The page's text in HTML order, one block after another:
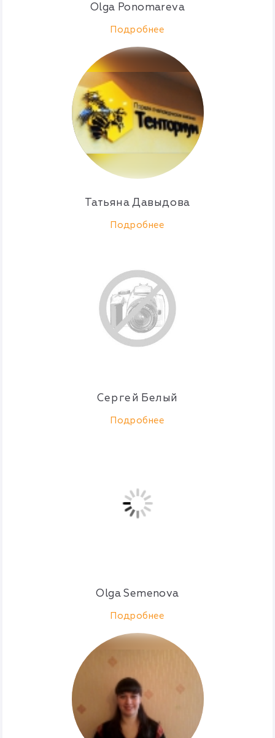
Olga Ponomareva
Подробнее
Татьяна Давыдова
Подробнее
Сергей Белый
Подробнее
Olga Semenova
Подробнее